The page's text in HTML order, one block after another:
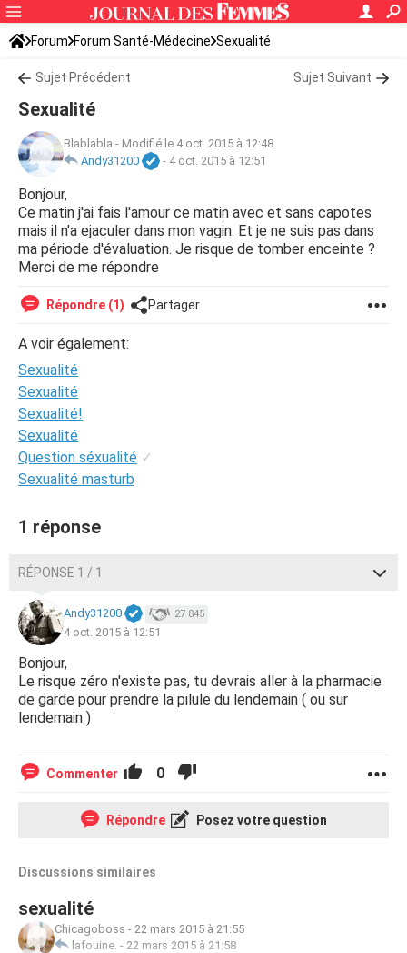
Forum Forum Santé-Médecine Sexualité
Sujet Précédent Sujet Suivant
Sexualité
Blablabla - Modifié le 4 oct. 2015 à 12:48
Andy31200
- 4 oct. 2015 à 12:51
Bonjour,
Ce matin j'ai fais l'amour ce matin avec et sans capotes
mais il n'a ejaculer dans mon vagin. Et je ne suis pas dans
ma période d'évaluation. Je risque de tomber enceinte ?
Merci de me répondre
Répondre (1) Partager
A voir également:
Sexualité
Sexualité
Sexualité!
Sexualité
Question séxualité ✓
Sexualité masturb
1 réponse
RÉPONSE 1 / 1
Andy31200 27 845
4 oct. 2015 à 12:51
Bonjour,
Le risque zéro n'existe pas, tu devrais aller à la pharmacie
de garde pour prendre la pilule du lendemain ( ou sur
lendemain )
Commenter 0
Répondre Posez votre question
Discussions similaires
sexualité
Chicagoboss - 22 mars 2015 à 21:55
lafouine. - 22 mars 2015 à 21:58